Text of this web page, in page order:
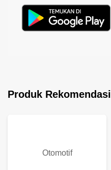
Produk Rekomendasi
Otomotif